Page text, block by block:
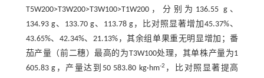
T5W200>T3W200>T3W100>T1W200，分别为136.55 g、
134.93 g、133.70 g、113.78 g，比对照显著增加45.37%、
43.65%、42.34%、21.13%，其余组单果重无明显增加；番
茄产量（前二穗）最高的为T3W100处理，其单株产量为1
605.83 g，产量达到50 583.80 kg·hm-2 ，比对照显著提高